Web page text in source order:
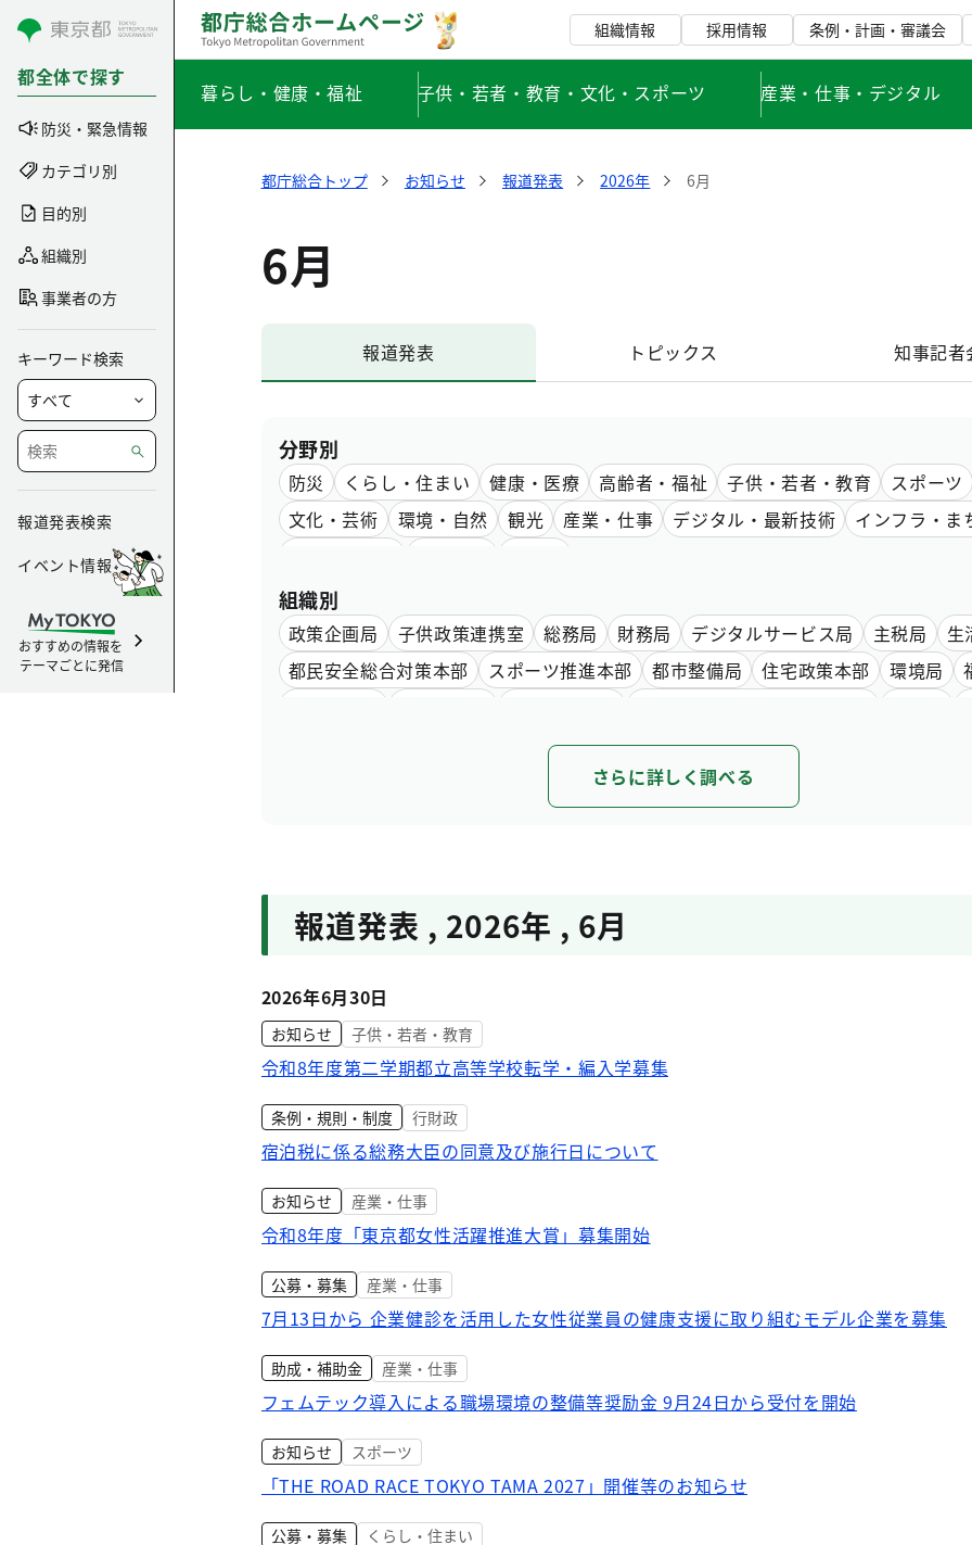
コンテンツにスキップ
都全体で探す
防災・緊急情報
カテゴリ別
目的別
組織別
事業者の方
キーワード検索
報道発表検索
イベント情報
おすすめの情報を
テーマごとに発信
組織情報 採用情報 条例・計画・審議会
暮らし・健康・福祉 子供・若者・教育・文化・スポーツ 産業・仕事・デジタル
都庁総合トップ お知らせ 報道発表 2026年 6月
6月
報道発表 トピックス 知事記者
分野別
防災 くらし・住まい 健康・医療 高齢者・福祉 子供・若者・教育
スポーツ
文化・芸術
環境・自然 観光 産業・仕事 デジタル・最新技術
インフラ・ま
組織別
政策企画局 子供政策連携室 総務局 財務局 デジタルサービス局 主税局
生
都民安全総合対策本部
スポーツ推進本部 都市整備局 住宅政策本部 環境局
下水道局 教育庁 選挙管理委員会事務局
収用委員会事務局 議会局
さらに詳しく調べる
報道発表 , 2026年 , 6月
2026年6月30日
お知らせ 子供・若者・教育
令和8年度第二学期都立高等学校転学・編入学募集
条例・規則・制度 行財政
宿泊税に係る総務大臣の同意及び施行日について
お知らせ 産業・仕事
令和8年度「東京都女性活躍推進大賞」募集開始
公募・募集 産業・仕事
7月13日から 企業健診を活用した女性従業員の健康支援に取り組むモデル企業を募集
助成・補助金 産業・仕事
フェムテック導入による職場環境の整備等奨励金 9月24日から受付を開始
お知らせ スポーツ
「THE ROAD RACE TOKYO TAMA 2027」開催等のお知らせ
公募・募集 くらし・住まい